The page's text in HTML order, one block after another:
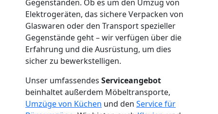
Gegenständen. Ob es um den Umzug von
Elektrogeräten, das sichere Verpacken von
Glaswaren oder den Transport spezieller
Gegenstände geht – wir verfügen über die
Erfahrung und die Ausrüstung, um dies
sicher zu bewerkstelligen.
Unser umfassendes Serviceangebot
beinhaltet außerdem Möbeltransporte,
Umzüge von Küchen und den Service für
Kunsttransport
Wolfsberg
Umzug